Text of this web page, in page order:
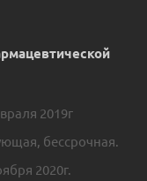
2019г
бессрочная.
2020г.